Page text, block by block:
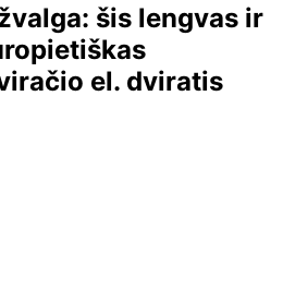
šis lengvas ir
el. dviratis